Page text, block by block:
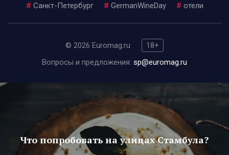
# Санкт-Петербург # GermanWineDay # отели
© 2026 Euromag.ru
18+
Вопросы и предложения: sp@euromag.ru
Что попробовать на улицах Стамбула?